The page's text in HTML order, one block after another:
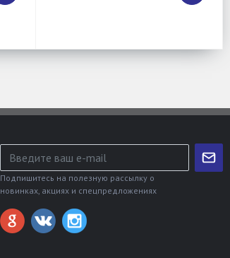
Подпишитесь на полезную рассылку о
новинках, акциях и спецпредложениях